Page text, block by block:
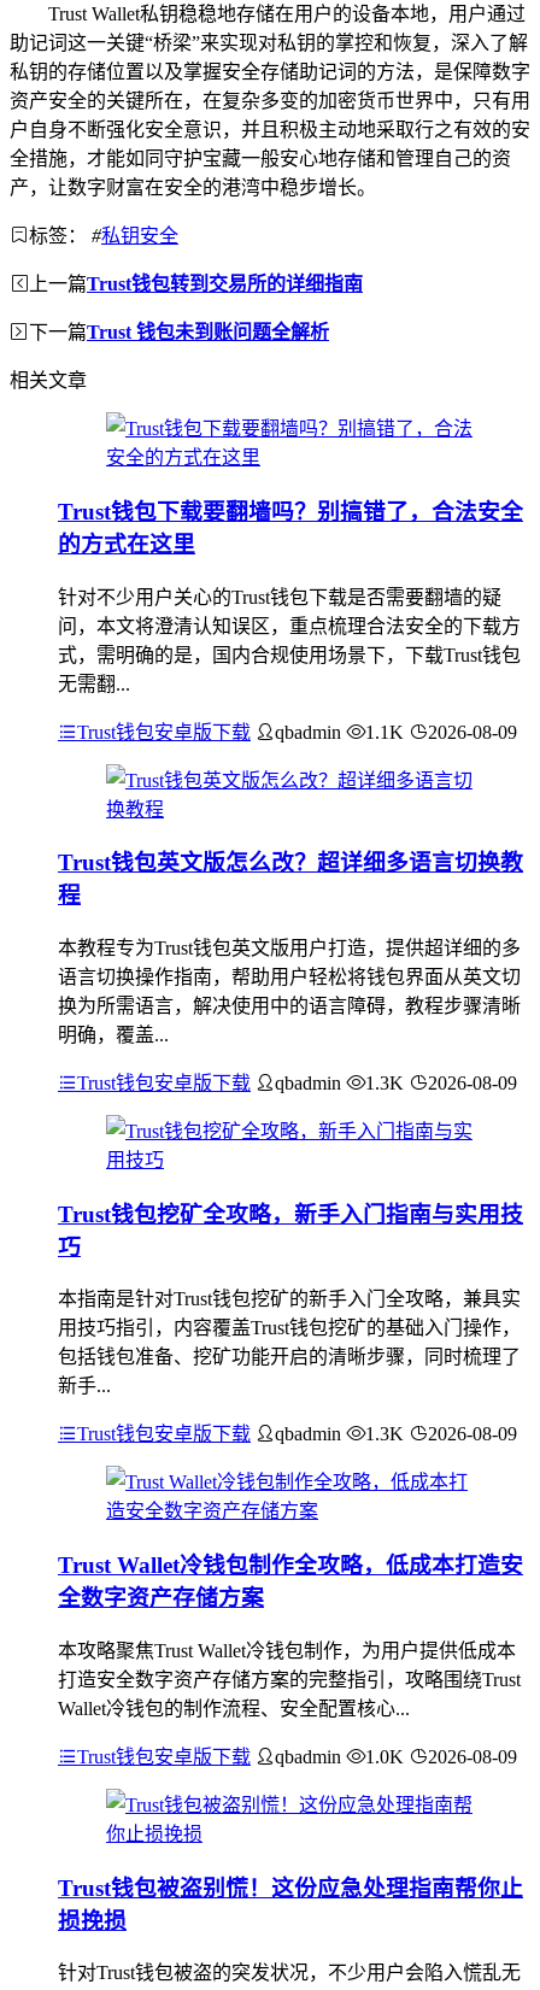
Trust Wallet私钥稳稳地存储在用户的设备本地，用户通过
助记词这一关键“桥梁”来实现对私钥的掌控和恢复，深入了解
私钥的存储位置以及掌握安全存储助记词的方法，是保障数字
资产安全的关键所在，在复杂多变的加密货币世界中，只有用
户自身不断强化安全意识，并且积极主动地采取行之有效的安
全措施，才能如同守护宝藏一般安心地存储和管理自己的资
产，让数字财富在安全的港湾中稳步增长。
标签： #私钥安全
上一篇Trust钱包转到交易所的详细指南
下一篇Trust 钱包未到账问题全解析
相关文章
Trust钱包下载要翻墙吗？别搞错了，合法安全
的方式在这里
针对不少用户关心的Trust钱包下载是否需要翻墙的疑
问，本文将澄清认知误区，重点梳理合法安全的下载方
式，需明确的是，国内合规使用场景下，下载Trust钱包
无需翻...
Trust钱包安卓版下载 qbadmin 1.1K 2026-08-09
Trust钱包英文版怎么改？超详细多语言切换教
程
本教程专为Trust钱包英文版用户打造，提供超详细的多
语言切换操作指南，帮助用户轻松将钱包界面从英文切
换为所需语言，解决使用中的语言障碍，教程步骤清晰
明确，覆盖...
Trust钱包安卓版下载 qbadmin 1.3K 2026-08-09
Trust钱包挖矿全攻略，新手入门指南与实用技
巧
本指南是针对Trust钱包挖矿的新手入门全攻略，兼具实
用技巧指引，内容覆盖Trust钱包挖矿的基础入门操作，
包括钱包准备、挖矿功能开启的清晰步骤，同时梳理了
新手...
Trust钱包安卓版下载 qbadmin 1.3K 2026-08-09
Trust Wallet冷钱包制作全攻略，低成本打造安
全数字资产存储方案
本攻略聚焦Trust Wallet冷钱包制作，为用户提供低成本
打造安全数字资产存储方案的完整指引，攻略围绕Trust
Wallet冷钱包的制作流程、安全配置核心...
Trust钱包安卓版下载 qbadmin 1.0K 2026-08-09
Trust钱包被盗别慌！这份应急处理指南帮你止
损挽损
针对Trust钱包被盗的突发状况，不少用户会陷入慌乱无